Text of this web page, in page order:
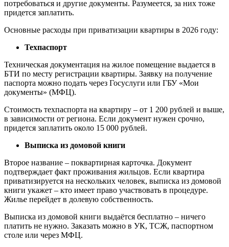
потребоваться и другие документы. Разумеется, за них тоже
придется заплатить.
Основные расходы при приватизации квартиры в 2026 году:
Техпаспорт
Техническая документация на жилое помещение выдается в
БТИ по месту регистрации квартиры. Заявку на получение
паспорта можно подать через Госуслуги или ГБУ «Мои
документы» (МФЦ).
Стоимость техпаспорта на квартиру – от 1 200 рублей и выше,
в зависимости от региона. Если документ нужен срочно,
придется заплатить около 15 000 рублей.
Выписка из домовой книги
Второе название – поквартирная карточка. Документ
подтверждает факт проживания жильцов. Если квартира
приватизируется на нескольких человек, выписка из домовой
книги укажет – кто имеет право участвовать в процедуре.
Жилье перейдет в долевую собственность.
Выписка из домовой книги выдаётся бесплатно – ничего
платить не нужно. Заказать можно в УК, ТСЖ, паспортном
столе или через МФЦ.